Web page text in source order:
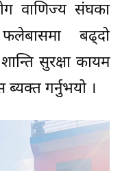
वाणिज्य संघका
बढ्दो
सुरक्षा कायम
ब्यक्त गर्नुभयो ।